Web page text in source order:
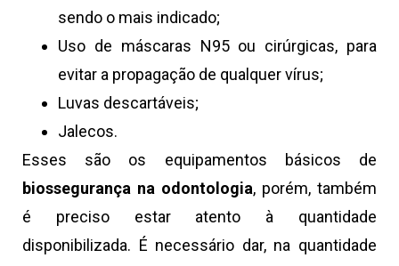
sendo o mais indicado;
Uso de máscaras N95 ou cirúrgicas, para
evitar a propagação de qualquer vírus;
Luvas descartáveis;
Jalecos.
Esses são os equipamentos básicos de
biossegurança na odontologia, porém, também
é preciso estar atento à quantidade
disponibilizada. É necessário dar, na quantidade